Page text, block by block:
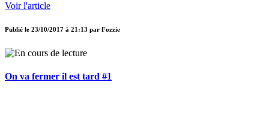
Voir l'article
Publié le 23/10/2017 à 21:13 par Fozzie
On va fermer il est tard #1